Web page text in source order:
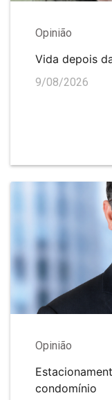
Opinião
Vida depois
9/08/2026
Opinião
condomínio